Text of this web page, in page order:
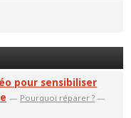
pour sensibiliser
— Pourquoi réparer ? —